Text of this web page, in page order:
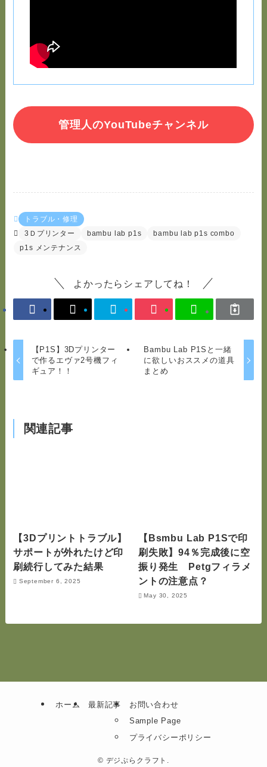
管理人のYouTubeチャンネル
トラブル・修理
3Ｄプリンター
bambu lab p1s
bambu lab p1s combo
p1s メンテナンス
よかったらシェアしてね！
【P1S】3Dプリンター
で作るエヴァ2号機フィ
ギュア！！
Bambu Lab P1Sと一緒
に欲しいおススメの道具
まとめ
関連記事
【3Dプリントトラブル】
サポートが外れたけど印
刷続行してみた結果
September 6, 2025
【Bsmbu Lab P1Sで印
刷失敗】94％完成後に空
振り発生 Petgフィラメ
ントの注意点？
May 30, 2025
ホーム 最新記事
お問い合わせ
Sample Page
プライバシーポリシー
© デジぷらクラフト.